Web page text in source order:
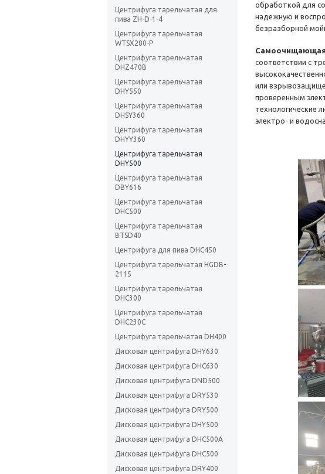
Центрифуга тарельчатая для
пива ZH-D-1-4
Центрифуга тарельчатая
WTSX280-P
Центрифуга тарельчатая
DHZ470B
Центрифуга тарельчатая
DHY550
Центрифуга тарельчатая
DHSY360
Центрифуга тарельчатая
DHYY360
Центрифуга тарельчатая
DHY500
Центрифуга тарельчатая
DBY616
Центрифуга тарельчатая
DHC500
Центрифуга тарельчатая
BTSD40
Центрифуга для пива DHC450
Центрифуга тарельчатая HGDB-
211S
Центрифуга тарельчатая
DHC300
Центрифуга тарельчатая
DHC230C
Центрифуга тарельчатая DH400
Дисковая центрифуга DHY630
Дисковая центрифуга DHC630
Дисковая центрифуга DND500
Дисковая центрифуга DRY530
Дисковая центрифуга DRY500
Дисковая центрифуга DHY500
Дисковая центрифуга DHC500A
Дисковая центрифуга DHC500
Дисковая центрифуга DRY400
обработкой для
надежную и
безразборной
соответствии с
или
проверенным
технологические
электро- и